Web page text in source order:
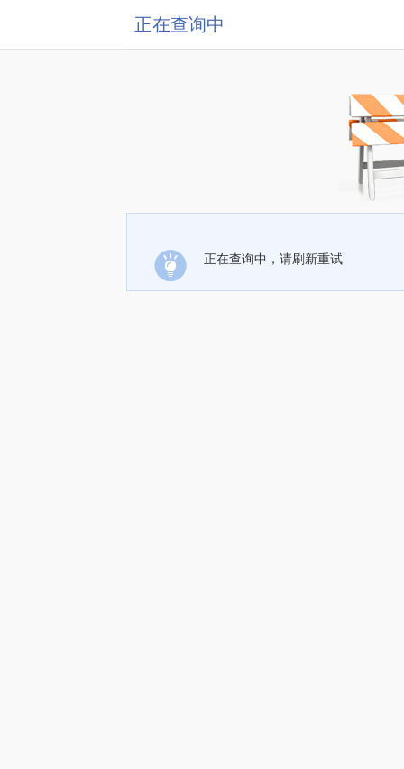
正在查询中
正在查询中，请刷新重试